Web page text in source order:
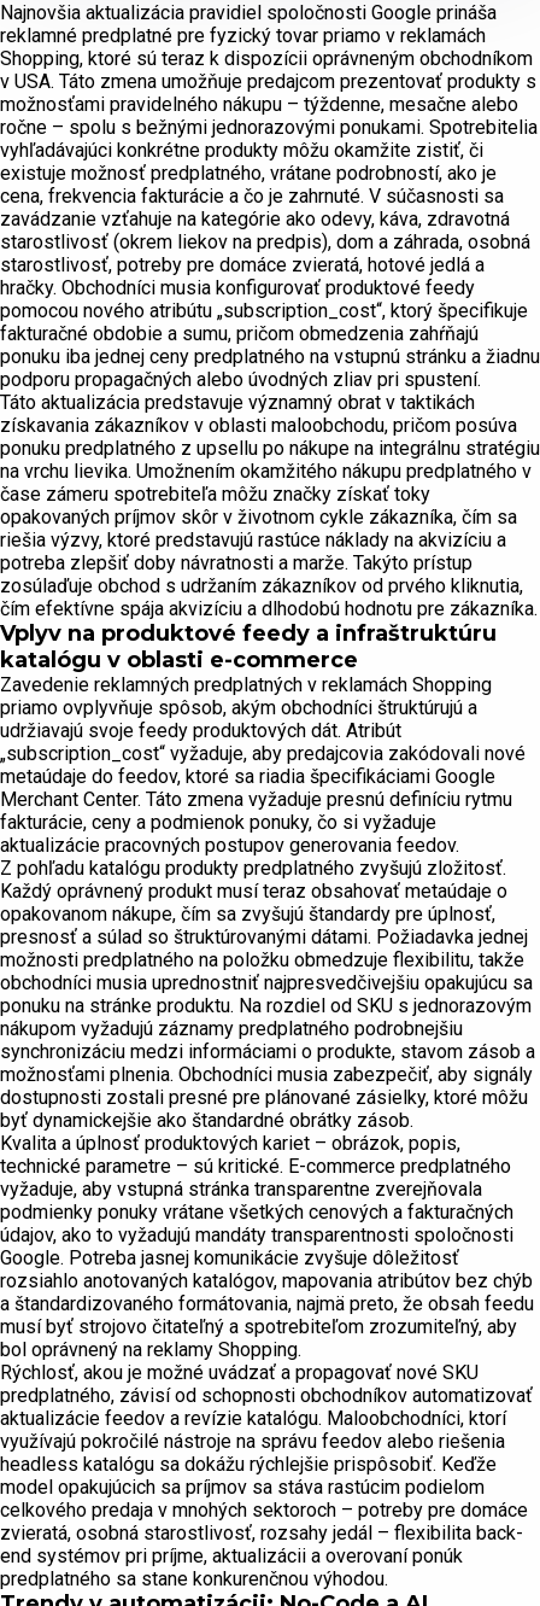
Najnovšia aktualizácia pravidiel spoločnosti Google prináša
reklamné predplatné pre fyzický tovar priamo v reklamách
Shopping, ktoré sú teraz k dispozícii oprávneným obchodníkom
v USA. Táto zmena umožňuje predajcom prezentovať produkty s
možnosťami pravidelného nákupu – týždenne, mesačne alebo
ročne – spolu s bežnými jednorazovými ponukami. Spotrebitelia
vyhľadávajúci konkrétne produkty môžu okamžite zistiť, či
existuje možnosť predplatného, vrátane podrobností, ako je
cena, frekvencia fakturácie a čo je zahrnuté. V súčasnosti sa
zavádzanie vzťahuje na kategórie ako odevy, káva, zdravotná
starostlivosť (okrem liekov na predpis), dom a záhrada, osobná
starostlivosť, potreby pre domáce zvieratá, hotové jedlá a
hračky. Obchodníci musia konfigurovať produktové feedy
pomocou nového atribútu „subscription_cost“, ktorý špecifikuje
fakturačné obdobie a sumu, pričom obmedzenia zahŕňajú
ponuku iba jednej ceny predplatného na vstupnú stránku a žiadnu
podporu propagačných alebo úvodných zliav pri spustení.
Táto aktualizácia predstavuje významný obrat v taktikách
získavania zákazníkov v oblasti maloobchodu, pričom posúva
ponuku predplatného z upsellu po nákupe na integrálnu stratégiu
na vrchu lievika. Umožnením okamžitého nákupu predplatného v
čase zámeru spotrebiteľa môžu značky získať toky
opakovaných príjmov skôr v životnom cykle zákazníka, čím sa
riešia výzvy, ktoré predstavujú rastúce náklady na akvizíciu a
potreba zlepšiť doby návratnosti a marže. Takýto prístup
zosúlaďuje obchod s udržaním zákazníkov od prvého kliknutia,
čím efektívne spája akvizíciu a dlhodobú hodnotu pre zákazníka.
Vplyv na produktové feedy a infraštruktúru
katalógu v oblasti e-commerce
Zavedenie reklamných predplatných v reklamách Shopping
priamo ovplyvňuje spôsob, akým obchodníci štruktúrujú a
udržiavajú svoje feedy produktových dát. Atribút
„subscription_cost“ vyžaduje, aby predajcovia zakódovali nové
metaúdaje do feedov, ktoré sa riadia špecifikáciami Google
Merchant Center. Táto zmena vyžaduje presnú definíciu rytmu
fakturácie, ceny a podmienok ponuky, čo si vyžaduje
aktualizácie pracovných postupov generovania feedov.
Z pohľadu katalógu produkty predplatného zvyšujú zložitosť.
Každý oprávnený produkt musí teraz obsahovať metaúdaje o
opakovanom nákupe, čím sa zvyšujú štandardy pre úplnosť,
presnosť a súlad so štruktúrovanými dátami. Požiadavka jednej
možnosti predplatného na položku obmedzuje flexibilitu, takže
obchodníci musia uprednostniť najpresvedčivejšiu opakujúcu sa
ponuku na stránke produktu. Na rozdiel od SKU s jednorazovým
nákupom vyžadujú záznamy predplatného podrobnejšiu
synchronizáciu medzi informáciami o produkte, stavom zásob a
možnosťami plnenia. Obchodníci musia zabezpečiť, aby signály
dostupnosti zostali presné pre plánované zásielky, ktoré môžu
byť dynamickejšie ako štandardné obrátky zásob.
Kvalita a úplnosť produktových kariet – obrázok, popis,
technické parametre – sú kritické. E-commerce predplatného
vyžaduje, aby vstupná stránka transparentne zverejňovala
podmienky ponuky vrátane všetkých cenových a fakturačných
údajov, ako to vyžadujú mandáty transparentnosti spoločnosti
Google. Potreba jasnej komunikácie zvyšuje dôležitosť
rozsiahlo anotovaných katalógov, mapovania atribútov bez chýb
a štandardizovaného formátovania, najmä preto, že obsah feedu
musí byť strojovo čitateľný a spotrebiteľom zrozumiteľný, aby
bol oprávnený na reklamy Shopping.
Rýchlosť, akou je možné uvádzať a propagovať nové SKU
predplatného, závisí od schopnosti obchodníkov automatizovať
aktualizácie feedov a revízie katalógu. Maloobchodníci, ktorí
využívajú pokročilé nástroje na správu feedov alebo riešenia
headless katalógu sa dokážu rýchlejšie prispôsobiť. Keďže
model opakujúcich sa príjmov sa stáva rastúcim podielom
celkového predaja v mnohých sektoroch – potreby pre domáce
zvieratá, osobná starostlivosť, rozsahy jedál – flexibilita back-
end systémov pri príjme, aktualizácii a overovaní ponúk
predplatného sa stane konkurenčnou výhodou.